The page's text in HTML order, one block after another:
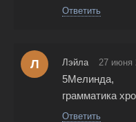
Ответить
Л Лэйла 27 июня
5Мелинда,
грамматика
Ответить